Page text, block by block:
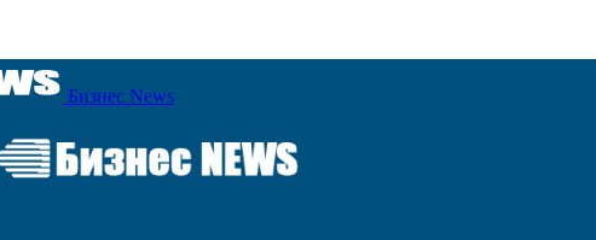
Бизнес News